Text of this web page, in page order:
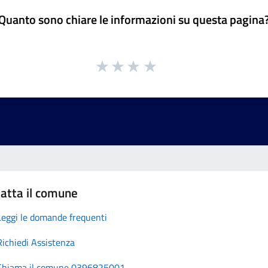
sono chiare le informazioni su questa
il comune
le domande frequenti
Assistenza